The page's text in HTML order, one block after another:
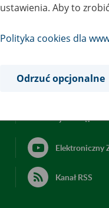
Elektroniczny
Kanał RSS
ustawienia. Aby to
Polityka cookies dla
Odrzuć opcjonalne